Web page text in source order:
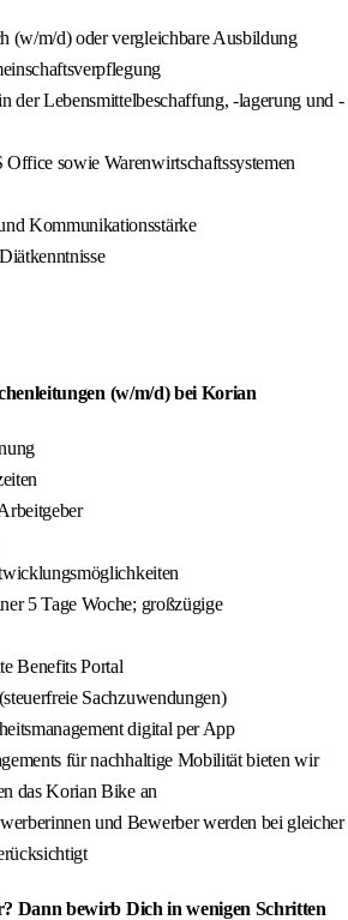
(w/m/d) oder vergleichbare Ausbildung
der Lebensmittelbeschaffung, -lagerung und -
sowie Warenwirtschaftssystemen
Kommunikationsstärke
(w/m/d) bei Korian
5 Tage Woche; großzügige
Benefits Portal
Sachzuwendungen)
digital per App
für nachhaltige Mobilität bieten wir
das Korian Bike an
und Bewerber werden bei gleicher
Dann bewirb Dich in wenigen Schritten